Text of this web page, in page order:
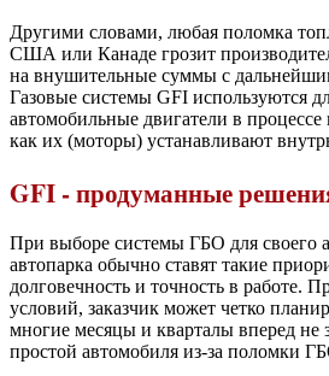
Другими словами, любая поломка
США или Канаде грозит
на внушительные суммы с
Газовые системы GFI используются
автомобильные двигатели в
как их (моторы) устанавливают
GFI - продуманные
При выборе системы ГБО для своего
автопарка обычно ставят такие
долговечность и точность в работе.
условий, заказчик может четко
многие месяцы и кварталы вперед не
простой автомобиля из-за поломки